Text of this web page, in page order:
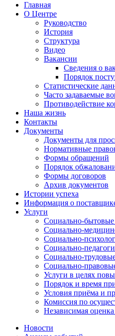
Главная
О Центре
Руководство
История
Структура
Видео
Вакансии
Сведения о
Порядок
Статистические
Часто задаваемые
Противодействие
Наша жизнь
Контакты
Документы
Документы для
Нормативные
Формы обращений
Порядок
Формы договоров
Архив документов
Истории успеха
Информация о
Услуги
Социально-бытовые
Социально-
Социально-
Социально-
Социально-
Социально-
Услуги в целях
Порядок и время
Условия приёма и
Комиссия по
Независимая оценка
Новости